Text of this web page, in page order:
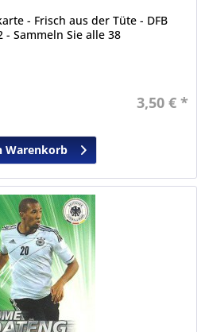
- Frisch aus der Tüte - DFB
Sammeln Sie alle 38
3,50 € *
Warenkorb